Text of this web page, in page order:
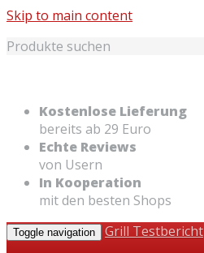
Skip to main content
Produkte suchen
Kostenlose Lieferung
bereits ab 29 Euro
Echte Reviews
von Usern
In Kooperation
mit den besten Shops
Toggle navigation
Grill Testbericht